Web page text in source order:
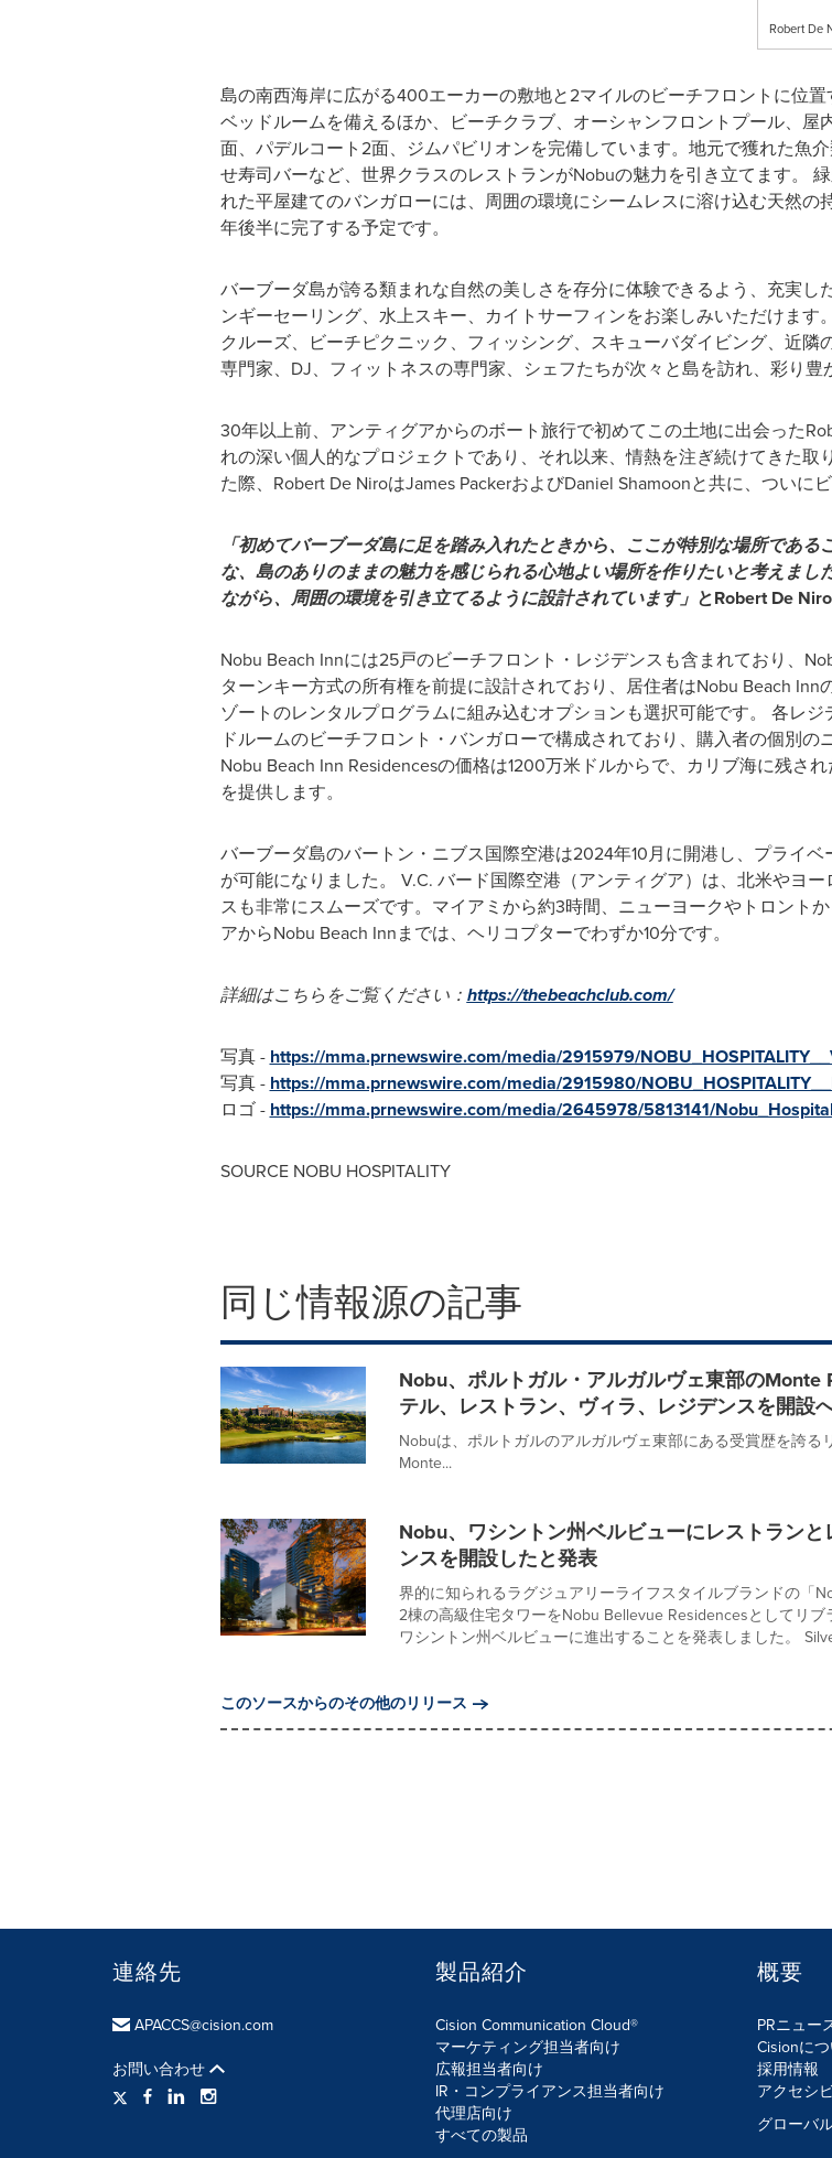
Robert De
島の南西海岸に広がる400エーカーの敷地と2マイルのビーチフロントに位
ベッドルームを備えるほか、ビーチクラブ、オーシャンフロントプール、
面、パデルコート2面、ジムパビリオンを完備しています。地元で獲れた魚
せ寿司バーなど、世界クラスのレストランがNobuの魅力を引き立てます。
れた平屋建てのバンガローには、周囲の環境にシームレスに溶け込む天然
年後半に完了する予定です。
バーブーダ島が誇る類まれな自然の美しさを存分に体験できるよう、充実
ンギーセーリング、水上スキー、カイトサーフィンをお楽しみいただけま
クルーズ、ビーチピクニック、フィッシング、スキューバダイビング、近
専門家、DJ、フィットネスの専門家、シェフたちが次々と島を訪れ、彩り豊
30年以上前、アンティグアからのボート旅行で初めてこの土地に出会った
れの深い個人的なプロジェクトであり、それ以来、情熱を注ぎ続けてきた
た際、Robert De NiroはJames PackerおよびDaniel Shamoonと共に、ついに
「初めてバーブーダ島に足を踏み入れたときから、ここが特別な場所であ
な、島のありのままの魅力を感じられる心地よい場所を作りたいと考えま
ながら、周囲の環境を引き立てるように設計されています」 とRobert De
Nobu Beach Innには25戸のビーチフロント・レジデンスも含まれており、
ターンキー方式の所有権を前提に設計されており、居住者はNobu Beach
ゾートのレンタルプログラムに組み込むオプションも選択可能です。 各レ
ドルームのビーチフロント・バンガローで構成されており、購入者の個別の
Nobu Beach Inn Residencesの価格は1200万米ドルからで、カリブ海に残さ
を提供します。
バーブーダ島のバートン・ニブス国際空港は2024年10月に開港し、プライ
が可能になりました。 V.C. バード国際空港（アンティグア）は、北米やヨ
スも非常にスムーズです。マイアミから約3時間、ニューヨークやトロント
アからNobu Beach Innまでは、ヘリコプターでわずか10分です。
詳細はこちらをご覧ください： https://thebeachclub.com/
写真 - https://mma.prnewswire.com/media/2915979/
写真 - https://mma.prnewswire.com/media/2915980/
ロゴ - https://mma.prnewswire.com/media/2645978/5813141/
SOURCE NOBU HOSPITALITY
同じ情報源の記事
Nobu、ポルトガル・アルガルヴェ東部のMonte
テル、レストラン、ヴィラ、レジデンスを開設
Nobuは、ポルトガルのアルガルヴェ東部にある受賞歴を誇る
Monte...
Nobu、ワシントン州ベルビューにレストランと
ンスを開設したと発表
界的に知られるラグジュアリーライフスタイルブランドの「
2棟の高級住宅タワーをNobu Bellevue Residencesとしてリブ
ワシントン州ベルビューに進出することを発表しました。
このソースからのその他のリリース
連絡先
APACCS@cision.com
お問い合わせ
製品紹介
Cision Communication Cloud®
マーケティング担当者向け
広報担当者向け
IR・コンプライアンス担当者向け
代理店向け
すべての製品
概要
PRニュー
Cisionに
採用情報
アクセシ
グローバ